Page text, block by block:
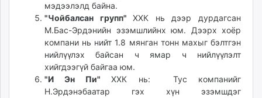
мэдээлэлд байна.
"Чойбалсан групп" ХХК нь дээр дурдагсан
М.Бас-Эрдэнийн эзэмшлийнх юм. Дээрх хоёр
компани нь нийт 1.8 мянган тонн махыг бэлтгэн
нийлүүлэх байсан ч ямар ч нийлүүлэлт
хийгдээгүй байгаа юм.
"И Эн Пи" ХХК нь: Тус компанийг
Н.Эрдэнэбаатар гэх хүн эзэмшдэг